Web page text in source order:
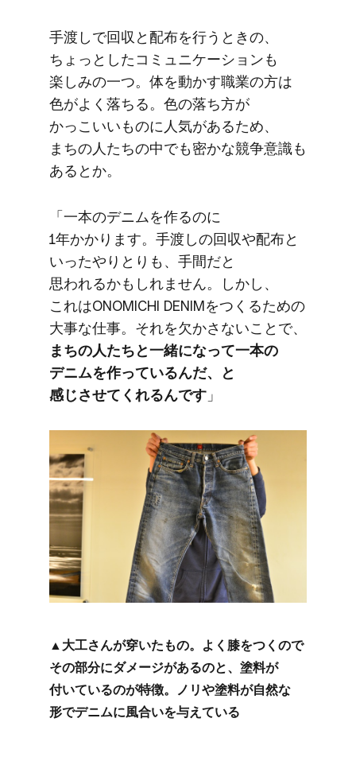
手渡しで​回収と​配布を​行う​ときの、​
ちょっとした​コミュニケーションも​
楽しみの​一つ。​体を​動かす職業の​方は​
色が​よく​落ちる。​色の​落ち方が​
かっこいい​ものに​人気が​ある​ため、​
まちの​人たちの​中でも​密かな​競争意識も​
あるとか。
「一本の​デニムを​作るのに​
1年かかります。​手渡しの​回収や​配布と​
いった​やりとりも、 ​手間だと​
思われるかもしれません。​しかし、​
これは​ONOMICHI DENIMを​つくる​ための​
大事な​仕事。​それを​欠かさない​ことで、
まちの​人たちと​一緒に​なって​一本の​
デニムを​作っているんだ、​と​
感じさせてくれるんです 」
▲大工さんが​穿いた​もの。​よく​膝を​つくので​
その​部分に​ダメージが​あるのと、​塗料が​
付いているのが​特徴。​ノリや​塗料が​自然な​
形で​デニムに​風合いを​与えている